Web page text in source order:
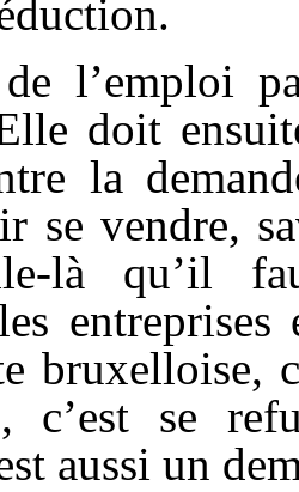
l’emploi
doit
la
se vendre,
là qu’il
bruxelloise,
c’est se
aussi un